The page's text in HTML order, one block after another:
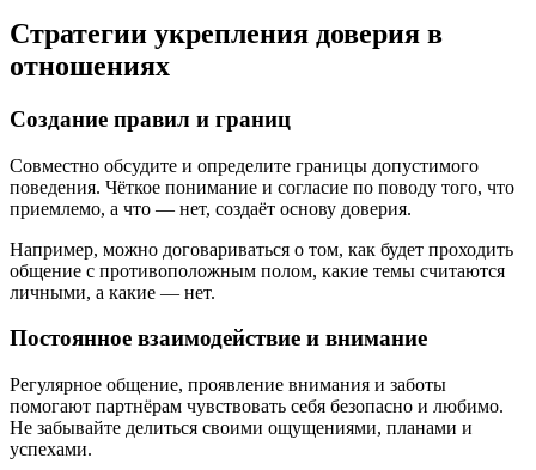
Стратегии укрепления доверия в
отношениях
Создание правил и границ
Совместно обсудите и определите границы допустимого
поведения. Чёткое понимание и согласие по поводу того, что
приемлемо, а что — нет, создаёт основу доверия.
Например, можно договариваться о том, как будет проходить
общение с противоположным полом, какие темы считаются
личными, а какие — нет.
Постоянное взаимодействие и внимание
Регулярное общение, проявление внимания и заботы
помогают партнёрам чувствовать себя безопасно и любимо.
Не забывайте делиться своими ощущениями, планами и
успехами.